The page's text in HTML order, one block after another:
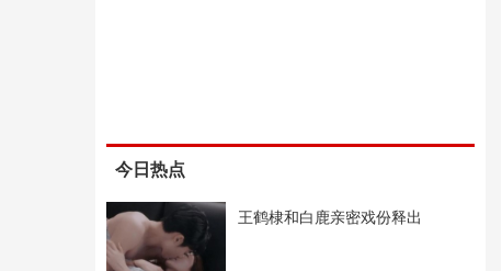
今日热点
王鹤棣和白鹿亲密戏份释出